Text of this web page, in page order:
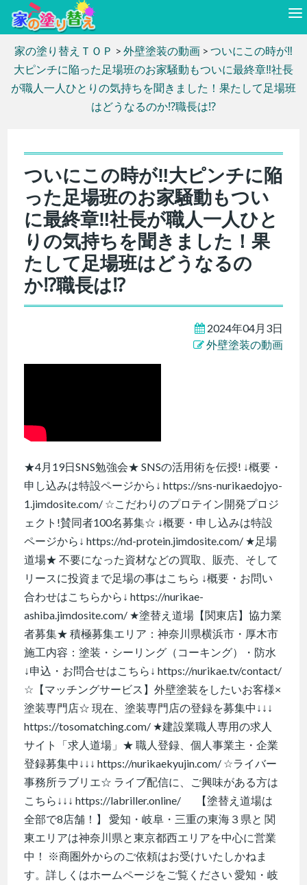
家の塗り替えＴＯＰ > 外壁塗装の動画 > ついにこの時が‼︎
大ピンチに陥った足場班のお家騒動もついに最終章‼︎社長
が職人一人ひとりの気持ちを聞きました！果たして足場班
はどうなるのか⁉︎職長は⁉︎
ついにこの時が‼︎大ピンチに陥
った足場班のお家騒動もつい
に最終章‼︎社長が職人一人ひと
りの気持ちを聞きました！果
たして足場班はどうなるの
か⁉︎職長は⁉︎
2024年04月3日
外壁塗装の動画
★4月19日SNS勉強会★ SNSの活用術を伝授! ↓概要・
申し込みは特設ページから↓ https://sns-nurikaedojyo-
1.jimdosite.com/ ☆こだわりのプロテイン開発プロジ
ェクト!賛同者100名募集☆ ↓概要・申し込みは特設
ページから↓ https://nd-protein.jimdosite.com/ ★足場
道場★ 不要になった資材などの買取、販売、そして
リースに投資まで足場の事はこちら ↓概要・お問い
合わせはこちらから↓ https://nurikae-
ashiba.jimdosite.com/ ★塗替え道場【関東店】協力業
者募集★ 積極募集エリア：神奈川県横浜市・厚木市
施工内容：塗装・シーリング（コーキング）・防水
↓申込・お問合せはこちら↓ https://nurikae.tv/contact/
☆【マッチングサービス】外壁塗装をしたいお客様×
塗装専門店☆ 現在、塗装専門店の登録を募集中↓↓↓
https://tosomatching.com/ ★建設業職人専用の求人
サイト「求人道場」★ 職人登録、個人事業主・企業
登録募集中↓↓↓ https://nurikaekyujin.com/ ☆ライバー
事務所ラブリエ☆ ライブ配信に、ご興味がある方は
こちら↓↓↓ https://labriller.online/ 【塗替え道場は
全部で8店舗！】 愛知・岐阜・三重の東海３県と 関
東エリアは神奈川県と東京都西エリアを中心に営業
中！ ※商圏外からのご依頼はお受けいたしかねま
す。詳しくはホームページをご覧ください 愛知・岐